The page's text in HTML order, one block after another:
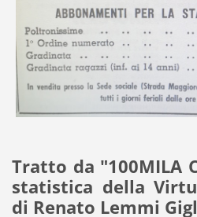
Tratto da "100MILA
statistica della
di Renato Lemmi